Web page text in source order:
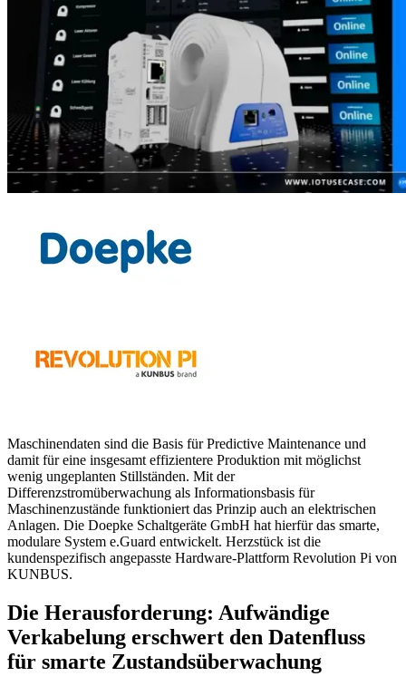
Maschinendaten sind die Basis für Predictive Maintenance und
damit für eine insgesamt effizientere Produktion mit möglichst
wenig ungeplanten Stillständen. Mit der
Differenzstromüberwachung als Informationsbasis für
Maschinenzustände funktioniert das Prinzip auch an elektrischen
Anlagen. Die Doepke Schaltgeräte GmbH hat hierfür das smarte,
modulare System e.Guard entwickelt. Herzstück ist die
kundenspezifisch angepasste Hardware-Plattform Revolution Pi von
KUNBUS.
Die Herausforderung: Aufwändige
Verkabelung erschwert den Datenfluss
für smarte Zustandsüberwachung